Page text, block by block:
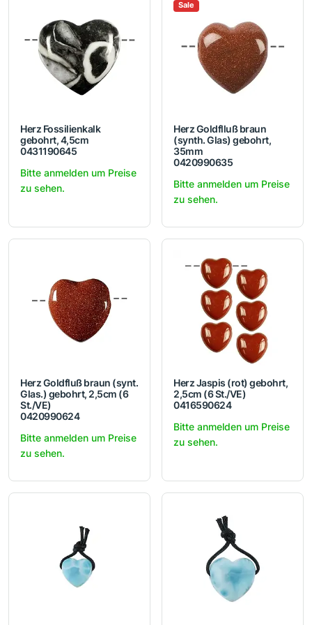
Herz Fossilienkalk
gebohrt, 4,5cm
0431190645
Bitte anmelden um Preise
zu sehen.
Sale
Herz Goldflluß braun
(synth. Glas) gebohrt,
35mm
0420990635
Bitte anmelden um Preise
zu sehen.
Herz Goldfluß braun (synt.
Glas.) gebohrt, 2,5cm (6
St./VE)
0420990624
Bitte anmelden um Preise
zu sehen.
Herz Jaspis (rot) gebohrt,
2,5cm (6 St./VE)
0416590624
Bitte anmelden um Preise
zu sehen.